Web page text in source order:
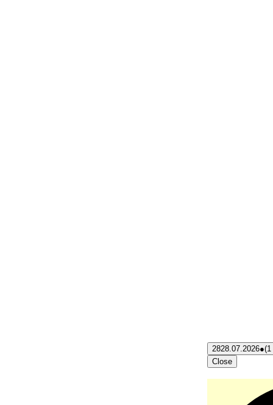
2828.07.2026●(1
Close